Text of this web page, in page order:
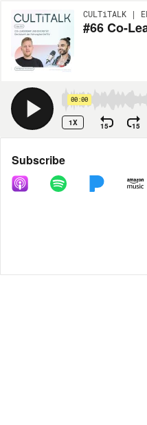
CULTiTALK |
00:00
1X 15 15
Share
COPY LINK
Subscribe